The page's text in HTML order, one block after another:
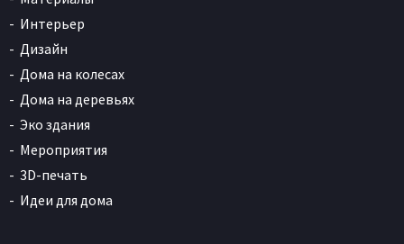
Интерьер
Дизайн
Дома на колесах
Дома на деревьях
Эко здания
Мероприятия
3D-печать
Идеи для дома